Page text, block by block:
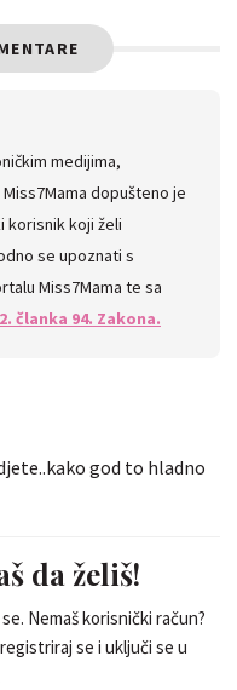
medijima,
dopušteno je
korisnik koji želi
se upoznati s
Miss7Mama te sa
članka 94. Zakona.
god to hladno
da želiš!
Nemaš korisnički račun?
se i uključi se u